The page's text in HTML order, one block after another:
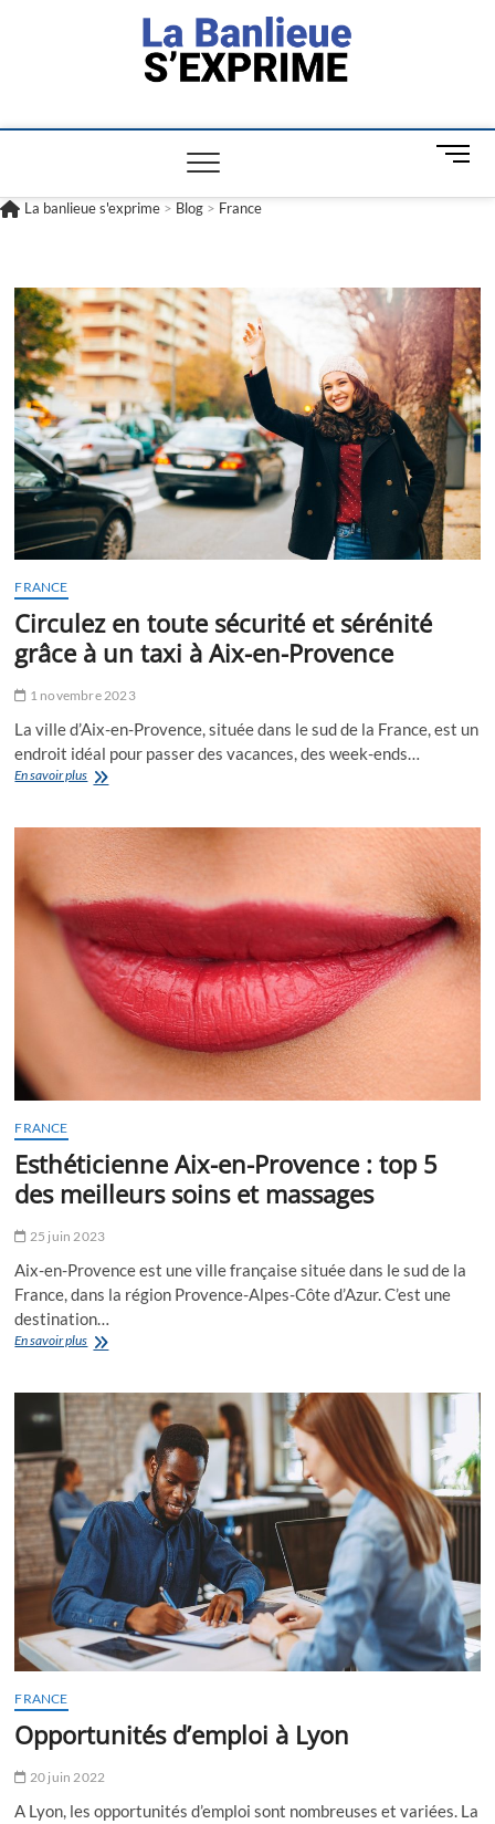
La banlieue
s'exprime
M
n
t
t
o
n
La banlieue s'exprime > Blog > France
FRANCE
Circulez en toute sécurité et sérénité
grâce à un taxi à Aix-en-Provence
1 novembre 2023
La ville d’Aix-en-Provence, située dans le sud de la France, est un
endroit idéal pour passer des vacances, des week-ends…
En savoir plusCirculez
sécurité
et
sérénité
grâce
à
taxi
à
Aix-
en-
Provence
FRANCE
Esthéticienne Aix-en-Provence : top 5
des meilleurs soins et massages
25 juin 2023
Aix-en-Provence est une ville française située dans le sud de la
France, dans la région Provence-Alpes-Côte d’Azur. C’est une
destination…
En savoir plusEsthéticienne
Provence
top
5
des
meilleurs
soins
et
massages
FRANCE
Opportunités d’emploi à Lyon
20 juin 2022
A Lyon, les opportunités d’emploi sont nombreuses et variées. La